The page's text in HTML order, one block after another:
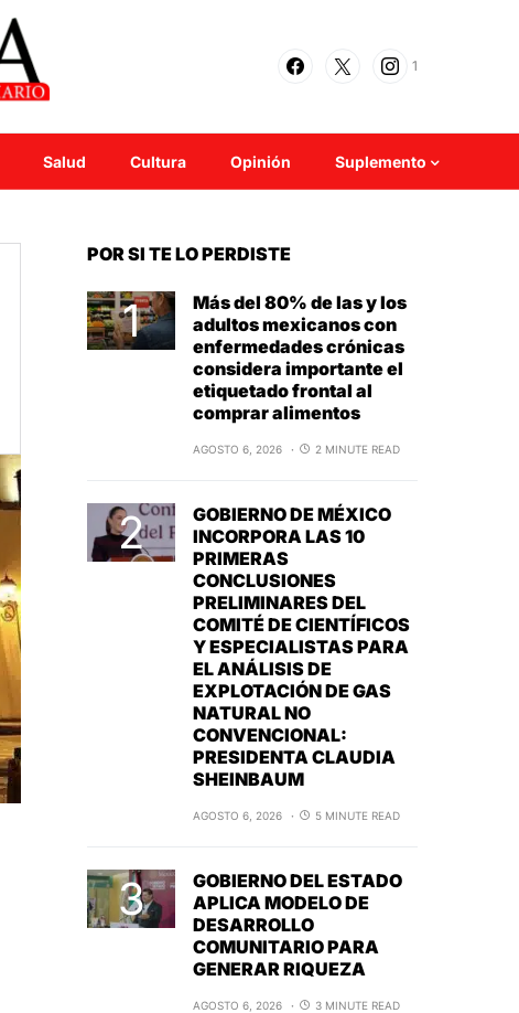
1
Salud Cultura Opinión Suplemento
POR SI TE LO PERDISTE
Más del 80% de las y los
adultos mexicanos con
enfermedades crónicas
considera importante el
etiquetado frontal al
comprar alimentos
AGOSTO 6, 2026 2 MINUTE READ
GOBIERNO DE MÉXICO
INCORPORA LAS 10
PRIMERAS
CONCLUSIONES
PRELIMINARES DEL
COMITÉ DE CIENTÍFICOS
Y ESPECIALISTAS PARA
EL ANÁLISIS DE
EXPLOTACIÓN DE GAS
NATURAL NO
CONVENCIONAL:
PRESIDENTA CLAUDIA
SHEINBAUM
AGOSTO 6, 2026 5 MINUTE READ
GOBIERNO DEL ESTADO
APLICA MODELO DE
DESARROLLO
COMUNITARIO PARA
GENERAR RIQUEZA
AGOSTO 6, 2026 3 MINUTE READ